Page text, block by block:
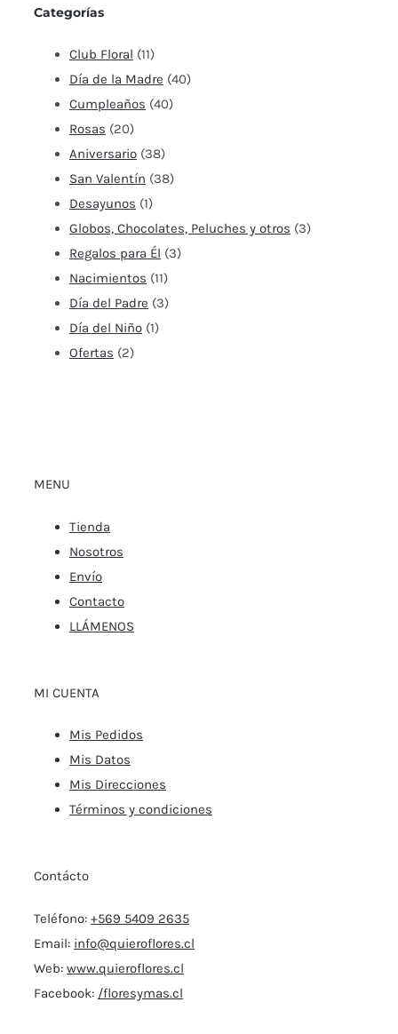
Categorías
Club Floral (11)
Día de la Madre (40)
Cumpleaños (40)
Rosas (20)
Aniversario (38)
San Valentín (38)
Desayunos (1)
Globos, Chocolates, Peluches y otros (3)
Regalos para Él (3)
Nacimientos (11)
Día del Padre (3)
Día del Niño (1)
Ofertas (2)
MENU
Tienda
Nosotros
Envío
Contacto
LLÁMENOS
MI CUENTA
Mis Pedidos
Mis Datos
Mis Direcciones
Términos y condiciones
Contácto
Teléfono: +569 5409 2635
Email: info@quieroflores.cl
Web: www.quieroflores.cl
Facebook: /floresymas.cl